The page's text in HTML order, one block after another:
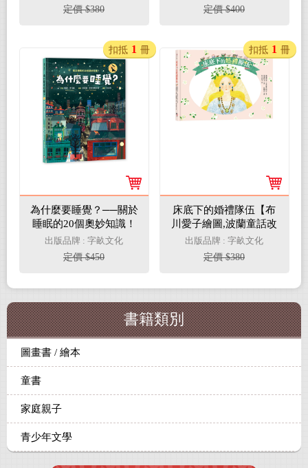
定價 $380
定價 $400
為什麼要睡覺？──關於
睡眠的20個奧妙知識！
出版品牌 : 字畝文化
定價 $450
扣抵 1 冊
床底下的婚禮隊伍【布
川愛子繪圖,波蘭童話改
編繪本】
出版品牌 : 字畝文化
定價 $380
扣抵 1 冊
書籍類別
圖畫書 / 繪本
童書
家庭親子
青少年文學